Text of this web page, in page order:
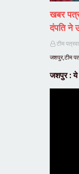
खबर
दंपति ने
टीम
जशपुर,टीम
जशपुर : ये